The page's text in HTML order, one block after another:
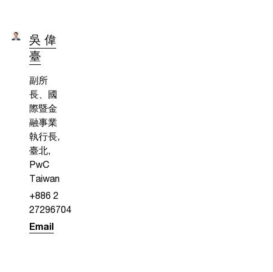
吳 偉
臺
副所
長、國
際暨金
融事業
執行長,
臺北,
PwC
Taiwan
+886 2
27296704
Email